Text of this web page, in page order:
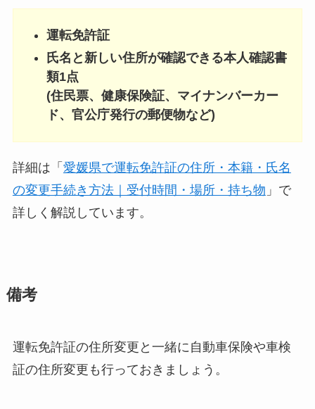
運転免許証
氏名と新しい住所が確認できる本人確認書
類1点
(住民票、健康保険証、マイナンバーカー
ド、官公庁発行の郵便物など)
詳細は「 愛媛県で運転免許証の住所・本籍・氏名
の変更手続き方法｜受付時間・場所・持ち物 」で
詳しく解説しています。
備考
運転免許証の住所変更と一緒に自動車保険や車検
証の住所変更も行っておきましょう。